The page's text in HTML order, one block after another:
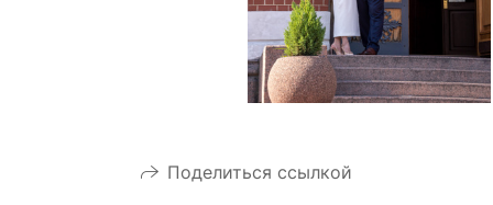
Поделиться ссылкой